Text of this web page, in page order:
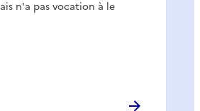
n'a pas vocation à le